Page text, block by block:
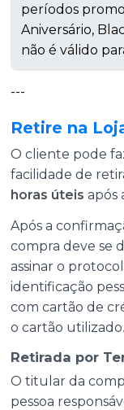
períodos
Aniversário,
não é válido
---
Retire na
O cliente pode
facilidade de
horas úteis após
Após a
compra deve se
assinar o
identificação
com cartão de
o cartão utilizado.
Retirada por
O titular da
pessoa